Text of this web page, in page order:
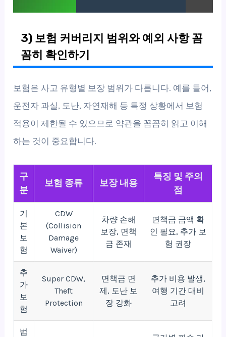
3) 보험 커버리지 범위와 예외 사항 꼼
꼼히 확인하기
보험은 사고 유형별 보장 범위가 다릅니다. 예를 들어,
운전자 과실, 도난, 자연재해 등 특정 상황에서 보험
적용이 제한될 수 있으므로 약관을 꼼꼼히 읽고 이해
하는 것이 중요합니다.
구
분
보험 종류 보장 내용
특징 및 주의
점
기
본
보
험
CDW
(Collision
Damage
Waiver)
차량 손해
보장, 면책
금 존재
면책금 금액 확
인 필요, 추가 보
험 권장
추
가
보
험
Super CDW,
Theft
Protection
면책금 면
제, 도난 보
장 강화
추가 비용 발생,
여행 기간 대비
고려
법